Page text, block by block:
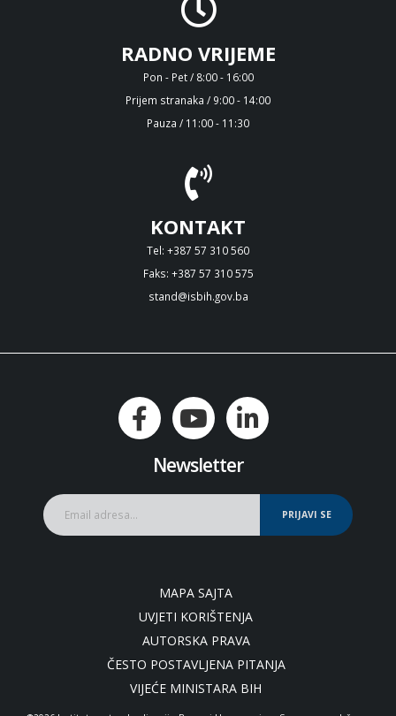
RADNO VRIJEME
Pon - Pet / 8:00 - 16:00
Prijem stranaka / 9:00 - 14:00
Pauza / 11:00 - 11:30
KONTAKT
Tel: +387 57 310 560
Faks: +387 57 310 575
stand@isbih.gov.ba
Newsletter
PRIJAVI SE
MAPA SAJTA
UVJETI KORIŠTENJA
AUTORSKA PRAVA
ČESTO POSTAVLJENA PITANJA
VIJEĆE MINISTARA BIH